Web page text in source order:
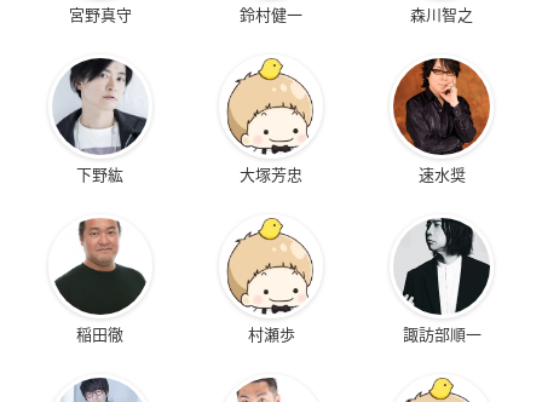
宮野真守 鈴村健一 森川智之
下野紘 大塚芳忠 速水奨
稲田徹 村瀬歩 諏訪部順一